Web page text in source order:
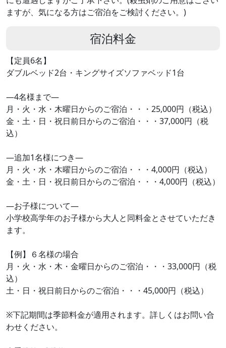
ますが、気になる方はご宿泊をご検討ください。)
宿泊料金
【定員6名】
ダブルベッド2台・キングサイズソファベッド1台
―4名様まで―
月・火・水・木曜日からのご宿泊・・・25,000円（税込）
金・土・日・祝日前日からのご宿泊・・・37,000円（税
込）
―追加1名様につき―
月・火・水・木曜日からのご宿泊・・・4,000円（税込）
金・土・日・祝日前日からのご宿泊・・・4,000円（税込）
―お子様について―
小学校高学年のお子様から大人と同料金とさせていただき
ます。
【例】６名様の場合
月・火・水・木・金曜日からのご宿泊・・・33,000円（税
込）
土・日・祝日前日からのご宿泊・・・45,000円（税込）
※下記期間は季節料金が適用されます。詳しくはお問い合
わせください。